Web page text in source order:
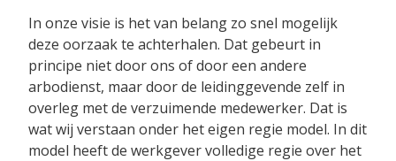
In onze visie is het van belang zo snel mogelijk
deze oorzaak te achterhalen. Dat gebeurt in
principe niet door ons of door een andere
arbodienst, maar door de leidinggevende zelf in
overleg met de verzuimende medewerker. Dat is
wat wij verstaan onder het eigen regie model. In dit
model heeft de werkgever volledige regie over het